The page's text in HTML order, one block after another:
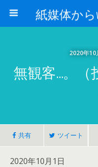
2020年10
無観客…。（
共有 ツイート
2020年10月1日